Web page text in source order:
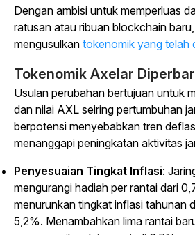
Dengan ambisi untuk memperluas
ratusan atau ribuan blockchain
mengusulkan tokenomik yang telah
Tokenomik Axelar
Usulan perubahan bertujuan untuk
dan nilai AXL seiring pertumbuhan
berpotensi menyebabkan tren
menanggapi peningkatan aktivitas
Penyesuaian Tingkat Inflasi:
mengurangi hadiah per rantai dari
menurunkan tingkat inflasi tahunan
5,2%. Menambahkan lima rantai